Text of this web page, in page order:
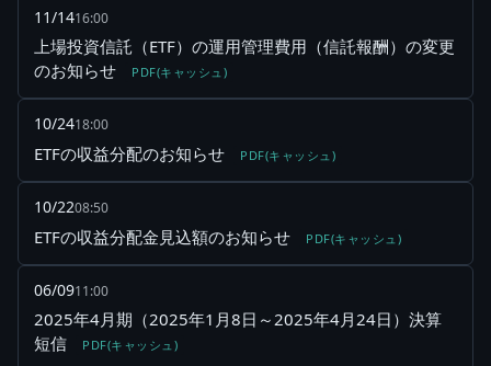
11/1416:00
上場投資信託（ETF）の運用管理費用（信託報酬）の変更
のお知らせ
PDF(キャッシュ)
10/2418:00
ETFの収益分配のお知らせ PDF(キャッシュ)
10/2208:50
ETFの収益分配金見込額のお知らせ PDF(キャッシュ)
06/0911:00
2025年4月期（2025年1月8日～2025年4月24日）決算
短信
PDF(キャッシュ)